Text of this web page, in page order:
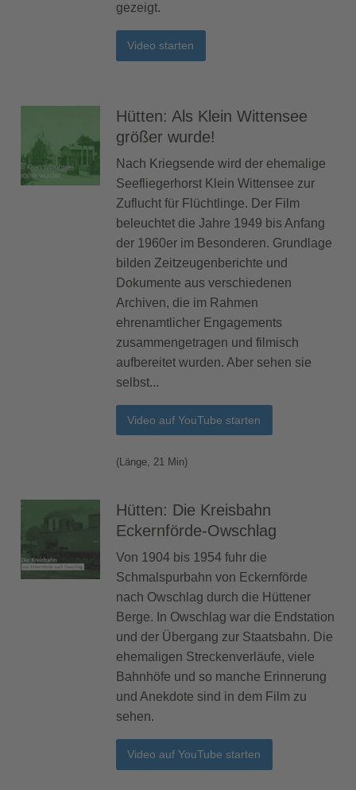
gezeigt.
Video starten
Hütten: Als Klein Wittensee
größer wurde!
Nach Kriegsende wird der ehemalige
Seefliegerhorst Klein Wittensee zur
Zuflucht für Flüchtlinge. Der Film
beleuchtet die Jahre 1949 bis Anfang
der 1960er im Besonderen. Grundlage
bilden Zeitzeugenberichte und
Dokumente aus verschiedenen
Archiven, die im Rahmen
ehrenamtlicher Engagements
zusammengetragen und filmisch
aufbereitet wurden. Aber sehen sie
selbst...
Video auf YouTube starten
(Länge, 21 Min)
Hütten: Die Kreisbahn
Eckernförde-Owschlag
Von 1904 bis 1954 fuhr die
Schmalspurbahn von Eckernförde
nach Owschlag durch die Hüttener
Berge. In Owschlag war die Endstation
und der Übergang zur Staatsbahn. Die
ehemaligen Streckenverläufe, viele
Bahnhöfe und so manche Erinnerung
und Anekdote sind in dem Film zu
sehen.
Video auf YouTube starten